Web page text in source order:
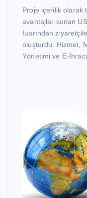
Proje içerilik olarak
avantajlar sunan
fuarından
oluşturdu. Hizmet,
Yönetimi ve E-